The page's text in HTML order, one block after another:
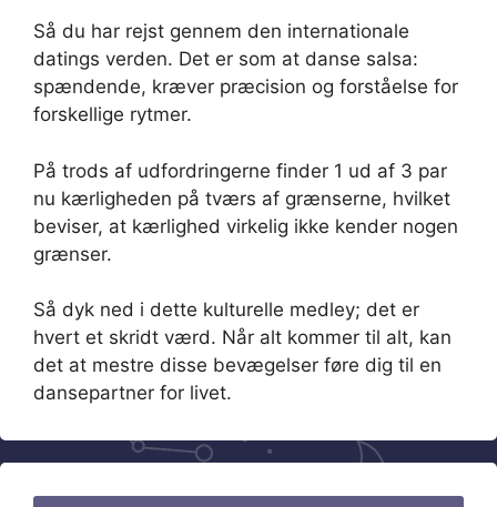
Så du har rejst gennem den internationale
datings verden. Det er som at danse salsa:
spændende, kræver præcision og forståelse for
forskellige rytmer.
På trods af udfordringerne finder 1 ud af 3 par
nu kærligheden på tværs af grænserne, hvilket
beviser, at kærlighed virkelig ikke kender nogen
grænser.
Så dyk ned i dette kulturelle medley; det er
hvert et skridt værd. Når alt kommer til alt, kan
det at mestre disse bevægelser føre dig til en
dansepartner for livet.